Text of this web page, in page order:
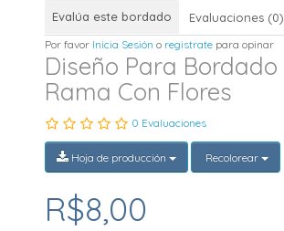
Evalúa este bordado Evaluaciones (0)
Por favor Inicia Sesión o registrate para opinar
Diseño Para Bordado
Rama Con Flores
0 Evaluaciones
Hoja de producción Recolorear
R$8,00